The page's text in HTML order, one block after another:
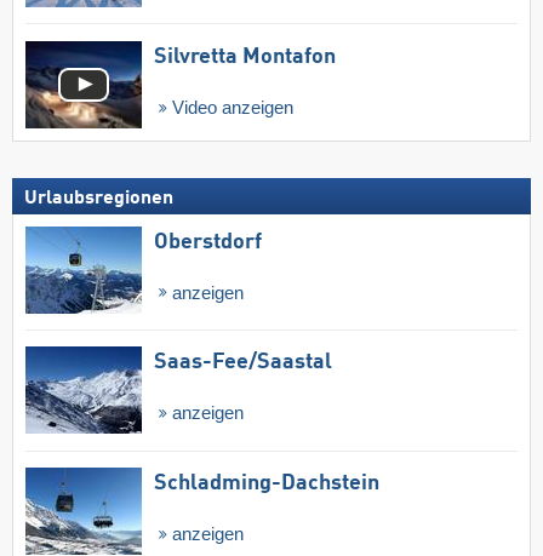
Silvretta Montafon
Video anzeigen
Urlaubsregionen
Oberstdorf
anzeigen
Saas-Fee/​Saastal
anzeigen
Schladming-Dachstein
anzeigen